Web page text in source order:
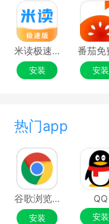
米读极速版
安装 安装
热门app
谷歌浏览器Google Chrome
安装
QQ
安装